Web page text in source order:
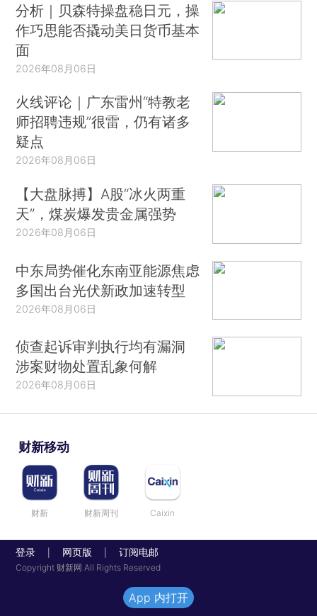
分析｜贝森特操盘稳日元，操
作巧思能否撬动美日货币基本
面
2026年08月06日
火线评论｜广东雷州“特教老
师招聘违规”很雷，仍有诸多
疑点
2026年08月06日
【大盘脉搏】A股“冰火两重
天”，煤炭爆发贵金属强势
2026年08月06日
中东局势催化东南亚能源焦虑
多国出台光伏新政加速转型
2026年08月06日
侦查起诉审判执行均有漏洞
涉案财物处置乱象何解
2026年08月06日
财新移动
财新 财新周刊 Caixin
登录 网页版 订阅电邮
Copyright 财新网 All Rights Reserved
App 内打开